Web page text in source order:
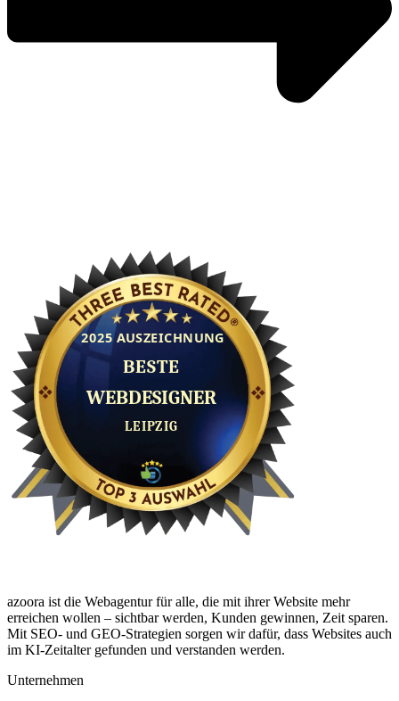
azoora ist die Webagentur für alle, die mit ihrer Website mehr
erreichen wollen – sichtbar werden, Kunden gewinnen, Zeit sparen.
Mit SEO- und GEO-Strategien sorgen wir dafür, dass Websites auch
im KI-Zeitalter gefunden und verstanden werden.
Unternehmen